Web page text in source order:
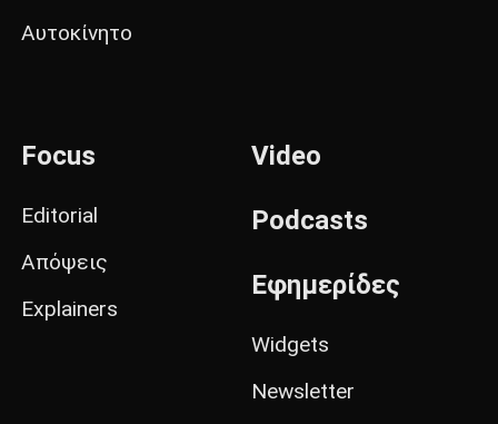
Αυτοκίνητο
Focus
Editorial
Απόψεις
Explainers
Video
Podcasts
Εφημερίδες
Widgets
Newsletter